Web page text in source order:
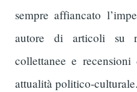
sempre affiancato
autore di articoli su
collettanee e
attualità politico-culturale.